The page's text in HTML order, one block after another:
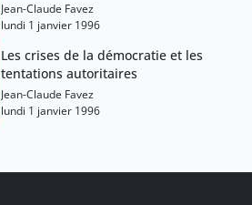
Jean-Claude Favez
lundi 1 janvier 1996
Les crises de la démocratie et les
tentations autoritaires
Jean-Claude Favez
lundi 1 janvier 1996